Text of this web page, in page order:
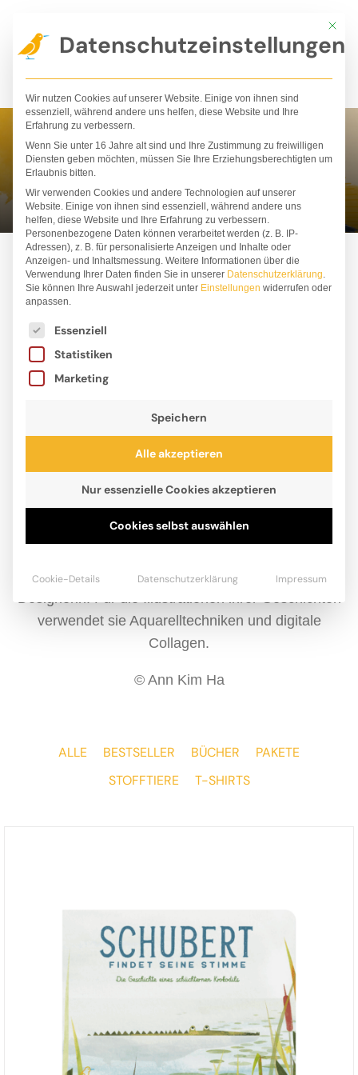
Inhalt
springen
Ann Kim Ha
Ann Kim Ha lebt mit ihrer Familie in New Jersey und
der Harvard Graduate School als Grafikerin und
Designerin. Für die Illustrationen ihrer Geschichten
verwendet sie Aquarelltechniken und digitale
Collagen.
© Ann Kim Ha
ALLE BESTSELLER BÜCHER
PAKETE
STOFFTIERE
T-SHIRTS
Mit
Datenschutzeinstellungen
Wir nutzen Cookies auf unserer Website. Einige von ihnen sind
essenziell, während andere uns helfen, diese Website und Ihre
Erfahrung zu verbessern.
Wenn Sie unter 16 Jahre alt sind und Ihre Zustimmung zu freiwilligen
Diensten geben möchten, müssen Sie Ihre Erziehungsberechtigten um
Erlaubnis bitten.
Wir verwenden Cookies und andere Technologien auf unserer
Website. Einige von ihnen sind essenziell, während andere uns
helfen, diese Website und Ihre Erfahrung zu verbessern.
Personenbezogene Daten können verarbeitet werden (z. B. IP-
Adressen), z. B. für personalisierte Anzeigen und Inhalte oder
Anzeigen- und Inhaltsmessung. Weitere Informationen über die
Verwendung Ihrer Daten finden Sie in unserer Datenschutzerklärung.
Sie können Ihre Auswahl jederzeit unter Einstellungen widerrufen oder
anpassen.
Es folgt eine Liste der Service-Gruppen, für die
Essenziell
Statistiken
Marketing
Speichern
Alle akzeptieren
Nur essenzielle Cookies akzeptieren
Cookies selbst auswählen
Cookie-Details Datenschutzerklärung Impressum